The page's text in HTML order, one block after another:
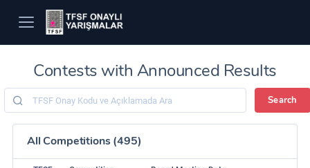
Contests with Announced Results
Search
All Competitions (495)